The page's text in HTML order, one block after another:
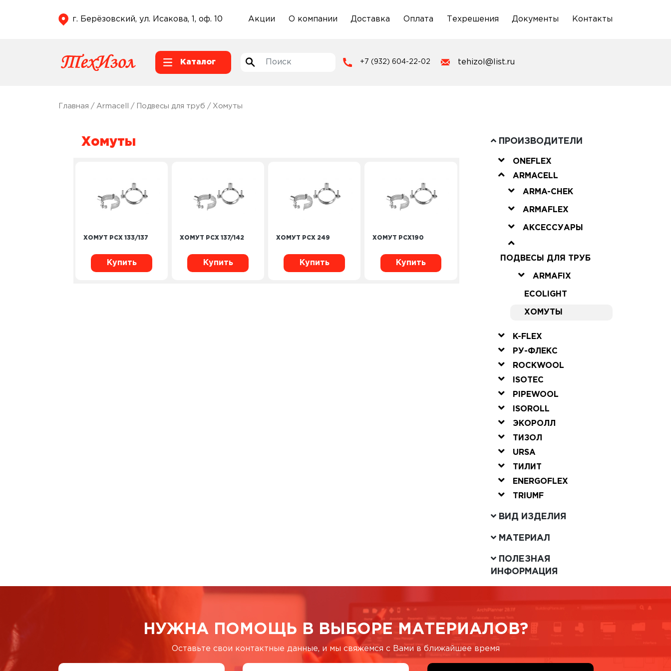
г. Берёзовский, ул. Исакова, 1, оф. 10 Акции О компании Доставка Оплата Техрешения Документы Контакты
Каталог +7 (932) 604-22-02 tehizol@list.ru
Главная / Armacell / Подвесы для труб / Хомуты
Хомуты
ХОМУТ PCX 133/137
Купить
ХОМУТ PCX 137/142
Купить
ХОМУТ PCX 249
Купить
ХОМУТ PCХ190
Купить
ПРОИЗВОДИТЕЛИ
ONEFLEX
ARMACELL
ARMA-CHEK
ARMAFLEX
АКСЕССУАРЫ
ПОДВЕСЫ ДЛЯ ТРУБ
ARMAFIX
ECOLIGHT
ХОМУТЫ
K-FLEX
РУ-ФЛЕКС
ROCKWOOL
ISOTEC
PIPEWOOL
ISOROLL
ЭКОРОЛЛ
ТИЗОЛ
URSA
ТИЛИТ
ENERGOFLEX
TRIUMF
ВИД ИЗДЕЛИЯ
МАТЕРИАЛ
ПОЛЕЗНАЯ
ИНФОРМАЦИЯ
НУЖНА ПОМОЩЬ В ВЫБОРЕ МАТЕРИАЛОВ?
Оставьте свои контактные данные, и мы свяжемся с Вами в ближайшее время